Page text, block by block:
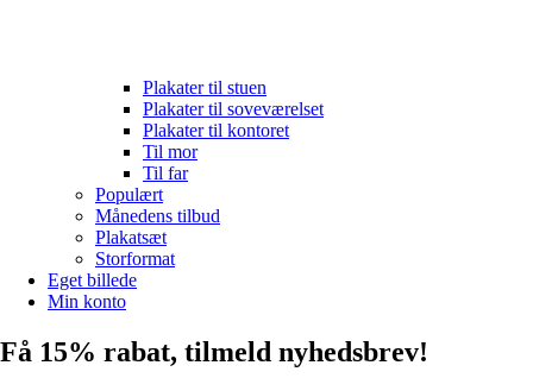
Plakater til stuen
Plakater til soveværelset
Plakater til kontoret
Til mor
Til far
Populært
Månedens tilbud
Plakatsæt
Storformat
Eget billede
Min konto
Få 15% rabat, tilmeld nyhedsbrev!